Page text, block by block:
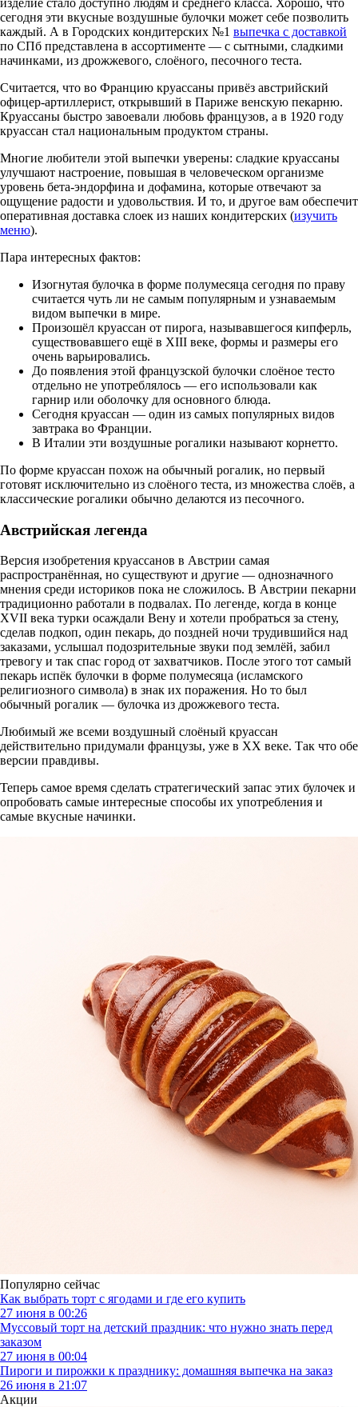
изделие стало доступно людям и среднего класса. Хорошо, что
сегодня эти вкусные воздушные булочки может себе позволить
каждый. А в Городских кондитерских №1 выпечка с доставкой
по СПб представлена в ассортименте — с сытными, сладкими
начинками, из дрожжевого, слоёного, песочного теста.
Считается, что во Францию круассаны привёз австрийский
офицер-артиллерист, открывший в Париже венскую пекарню.
Круассаны быстро завоевали любовь французов, а в 1920 году
круассан стал национальным продуктом страны.
Многие любители этой выпечки уверены: сладкие круассаны
улучшают настроение, повышая в человеческом организме
уровень бета-эндорфина и дофамина, которые отвечают за
ощущение радости и удовольствия. И то, и другое вам обеспечит
оперативная доставка слоек из наших кондитерских (изучить
меню).
Пара интересных фактов:
Изогнутая булочка в форме полумесяца сегодня по праву
считается чуть ли не самым популярным и узнаваемым
видом выпечки в мире.
Произошёл круассан от пирога, называвшегося кипферль,
существовавшего ещё в XIII веке, формы и размеры его
очень варьировались.
До появления этой французской булочки слоёное тесто
отдельно не употреблялось — его использовали как
гарнир или оболочку для основного блюда.
Сегодня круассан — один из самых популярных видов
завтрака во Франции.
В Италии эти воздушные рогалики называют корнетто.
По форме круассан похож на обычный рогалик, но первый
готовят исключительно из слоёного теста, из множества слоёв, а
классические рогалики обычно делаются из песочного.
Австрийская легенда
Версия изобретения круассанов в Австрии самая
распространённая, но существуют и другие — однозначного
мнения среди историков пока не сложилось. В Австрии пекарни
традиционно работали в подвалах. По легенде, когда в конце
XVII века турки осаждали Вену и хотели пробраться за стену,
сделав подкоп, один пекарь, до поздней ночи трудившийся над
заказами, услышал подозрительные звуки под землёй, забил
тревогу и так спас город от захватчиков. После этого тот самый
пекарь испёк булочки в форме полумесяца (исламского
религиозного символа) в знак их поражения. Но то был
обычный рогалик — булочка из дрожжевого теста.
Любимый же всеми воздушный слоёный круассан
действительно придумали французы, уже в XX веке. Так что обе
версии правдивы.
Теперь самое время сделать стратегический запас этих булочек и
опробовать самые интересные способы их употребления и
самые вкусные начинки.
Популярно сейчас
Как выбрать торт с ягодами и где его купить
27 июня в 00:26
Муссовый торт на детский праздник: что нужно знать перед
заказом
27 июня в 00:04
Пироги и пирожки к празднику: домашняя выпечка на заказ
26 июня в 21:07
Акции